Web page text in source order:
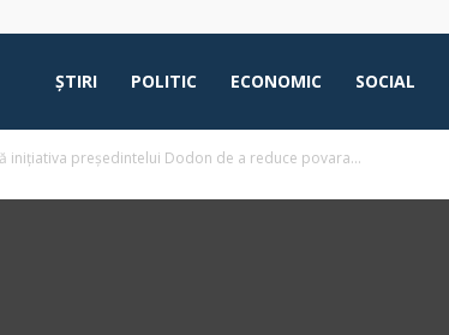
ŞTIRI POLITIC ECONOMIC SOCIAL
inițiativa președintelui Dodon de a reduce povara...